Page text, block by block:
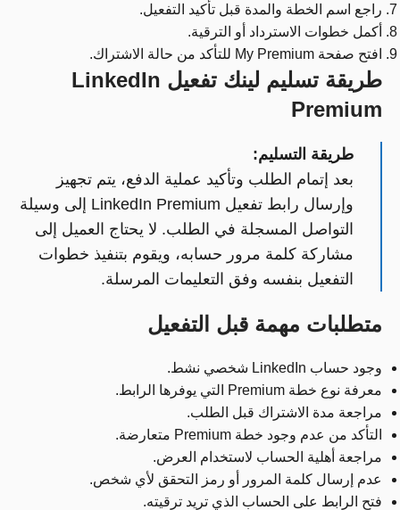
راجع اسم الخطة والمدة قبل تأكيد التفعيل.
أكمل خطوات الاسترداد أو الترقية.
افتح صفحة My Premium للتأكد من حالة الاشتراك.
طريقة تسليم لينك تفعيل LinkedIn
Premium
طريقة التسليم:
بعد إتمام الطلب وتأكيد عملية الدفع، يتم تجهيز
وإرسال رابط تفعيل LinkedIn Premium إلى وسيلة
التواصل المسجلة في الطلب. لا يحتاج العميل إلى
مشاركة كلمة مرور حسابه، ويقوم بتنفيذ خطوات
التفعيل بنفسه وفق التعليمات المرسلة.
متطلبات مهمة قبل التفعيل
وجود حساب LinkedIn شخصي نشط.
معرفة نوع خطة Premium التي يوفرها الرابط.
مراجعة مدة الاشتراك قبل الطلب.
التأكد من عدم وجود خطة Premium متعارضة.
مراجعة أهلية الحساب لاستخدام العرض.
عدم إرسال كلمة المرور أو رمز التحقق لأي شخص.
فتح الرابط على الحساب الذي تريد ترقيته.